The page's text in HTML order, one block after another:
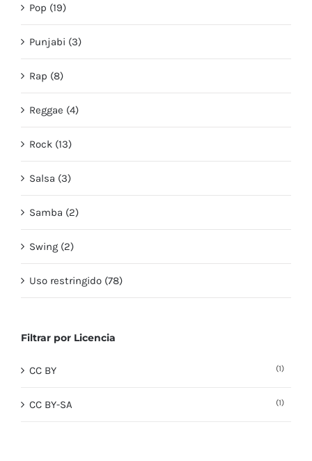
Pop (19)
Punjabi (3)
Rap (8)
Reggae (4)
Rock (13)
Salsa (3)
Samba (2)
Swing (2)
Uso restringido (78)
Filtrar por Licencia
CC BY (1)
CC BY-SA (1)